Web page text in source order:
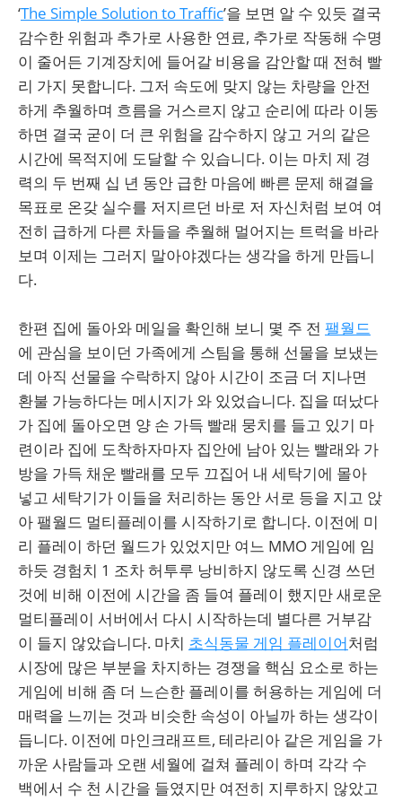
‘The Simple Solution to Traffic’을 보면 알 수 있듯 결국
감수한 위험과 추가로 사용한 연료, 추가로 작동해 수명
이 줄어든 기계장치에 들어갈 비용을 감안할 때 전혀 빨
리 가지 못합니다. 그저 속도에 맞지 않는 차량을 안전
하게 추월하며 흐름을 거스르지 않고 순리에 따라 이동
하면 결국 굳이 더 큰 위험을 감수하지 않고 거의 같은
시간에 목적지에 도달할 수 있습니다. 이는 마치 제 경
력의 두 번째 십 년 동안 급한 마음에 빠른 문제 해결을
목표로 온갖 실수를 저지르던 바로 저 자신처럼 보여 여
전히 급하게 다른 차들을 추월해 멀어지는 트럭을 바라
보며 이제는 그러지 말아야겠다는 생각을 하게 만듭니
다.
한편 집에 돌아와 메일을 확인해 보니 몇 주 전 팰월드
에 관심을 보이던 가족에게 스팀을 통해 선물을 보냈는
데 아직 선물을 수락하지 않아 시간이 조금 더 지나면
환불 가능하다는 메시지가 와 있었습니다. 집을 떠났다
가 집에 돌아오면 양 손 가득 빨래 뭉치를 들고 있기 마
련이라 집에 도착하자마자 집안에 남아 있는 빨래와 가
방을 가득 채운 빨래를 모두 끄집어 내 세탁기에 몰아
넣고 세탁기가 이들을 처리하는 동안 서로 등을 지고 앉
아 팰월드 멀티플레이를 시작하기로 합니다. 이전에 미
리 플레이 하던 월드가 있었지만 여느 MMO 게임에 임
하듯 경험치 1 조차 허투루 낭비하지 않도록 신경 쓰던
것에 비해 이전에 시간을 좀 들여 플레이 했지만 새로운
멀티플레이 서버에서 다시 시작하는데 별다른 거부감
이 들지 않았습니다. 마치 초식동물 게임 플레이어처럼
시장에 많은 부분을 차지하는 경쟁을 핵심 요소로 하는
게임에 비해 좀 더 느슨한 플레이를 허용하는 게임에 더
매력을 느끼는 것과 비슷한 속성이 아닐까 하는 생각이
듭니다. 이전에 마인크래프트, 테라리아 같은 게임을 가
까운 사람들과 오랜 세월에 걸쳐 플레이 하며 각각 수
백에서 수 천 시간을 들였지만 여전히 지루하지 않았고